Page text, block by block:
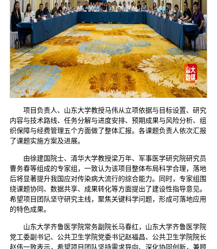
项目负责人、山东大学教授马伟从立项依据与目标设置、研究
内容与技术路线、任务分解与进度安排、预期成果与风险分析、组
织保障与经费管理五个方面做了整体汇报。各课题负责人依次汇报
了课题实施方案及进展。
由徐建国院士、清华大学教授梁万年、军事医学研究院研究员
曹务春等组成的专家组，一致认为该项目整体布局科学合理，落地
后将显著提升我国应对传染病大流行的综合能力。同时，专家组围
绕课题协同、数据共享、成果转化等方面提出了建设性指导意见。
希望项目团队坚守研究主线，聚焦关键科学问题，形成可落地应用
的特色成果。
山东大学齐鲁医学院常务副院长马春红，山东大学齐鲁医学院
党工委副书记、公共卫生学院党委书记赵福昌、公共卫生学院院长
赵伟一致表示，希望项目团队坚持需求导向、深化协同创新，兼顾